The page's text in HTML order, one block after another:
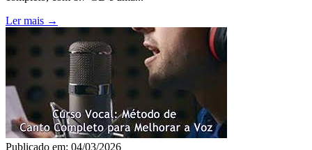
Ler mais →
Publicado em: 04/03/2026